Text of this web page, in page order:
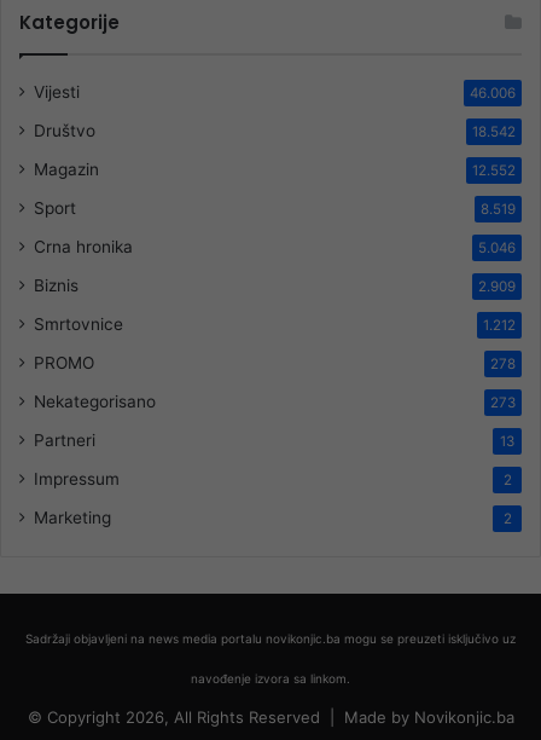
Kategorije
Vijesti 46.006
Društvo 18.542
Magazin 12.552
Sport 8.519
Crna hronika 5.046
Biznis 2.909
Smrtovnice 1.212
PROMO 278
Nekategorisano 273
Partneri 13
Impressum 2
Marketing 2
Sadržaji objavljeni na news media portalu novikonjic.ba mogu se preuzeti isključivo uz
navođenje izvora sa linkom.
© Copyright 2026, All Rights Reserved | Made by Novikonjic.ba